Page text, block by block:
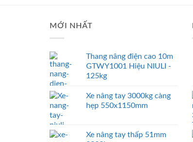
MỚI NHẤT
Thang nâng điện cao 10m
GTWY1001 Hiệu NIULI -
125kg
Xe nâng tay 3000kg càng
hẹp 550x1150mm
Xe nâng tay thấp 51mm